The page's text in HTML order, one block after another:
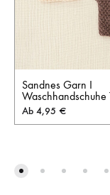
Sandnes Garn I
Waschhandschuhe
Ab 4,95 €